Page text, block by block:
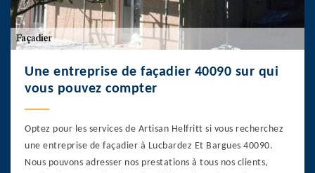
Une entreprise de façadier 40090 sur qui
vous pouvez compter
Optez pour les services de Artisan Helfritt si vous recherchez
une entreprise de façadier à Lucbardez Et Bargues 40090.
Nous pouvons adresser nos prestations à tous nos clients,